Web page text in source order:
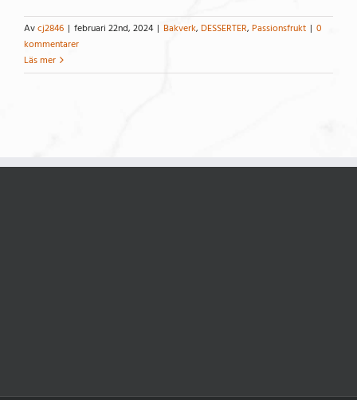
Avcj2846 | februari 22nd, 2024 | Bakverk, DESSERTER, Passionsfrukt | 0
kommentarer
Läs mer